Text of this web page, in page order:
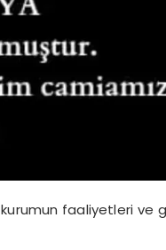
kurumun faaliyetleri ve